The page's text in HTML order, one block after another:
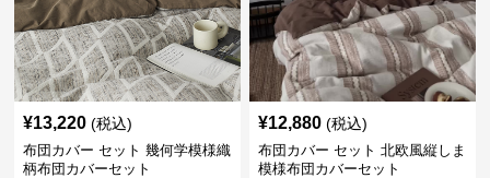
¥13,220 (税込)
布団カバー セット 幾何学模様織
柄布団カバーセット
¥12,880 (税込)
布団カバー セット 北欧風縦しま
模様布団カバーセット